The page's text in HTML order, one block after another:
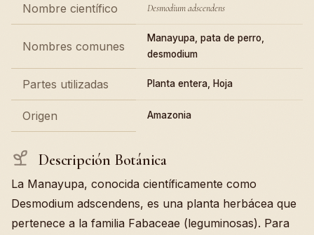
Nombre científico Desmodium adscendens
Nombres comunes
Manayupa, pata de perro,
desmodium
Partes utilizadas Planta entera, Hoja
Origen Amazonia
Descripción Botánica
La Manayupa, conocida científicamente como
Desmodium adscendens, es una planta herbácea que
pertenece a la familia Fabaceae (leguminosas). Para